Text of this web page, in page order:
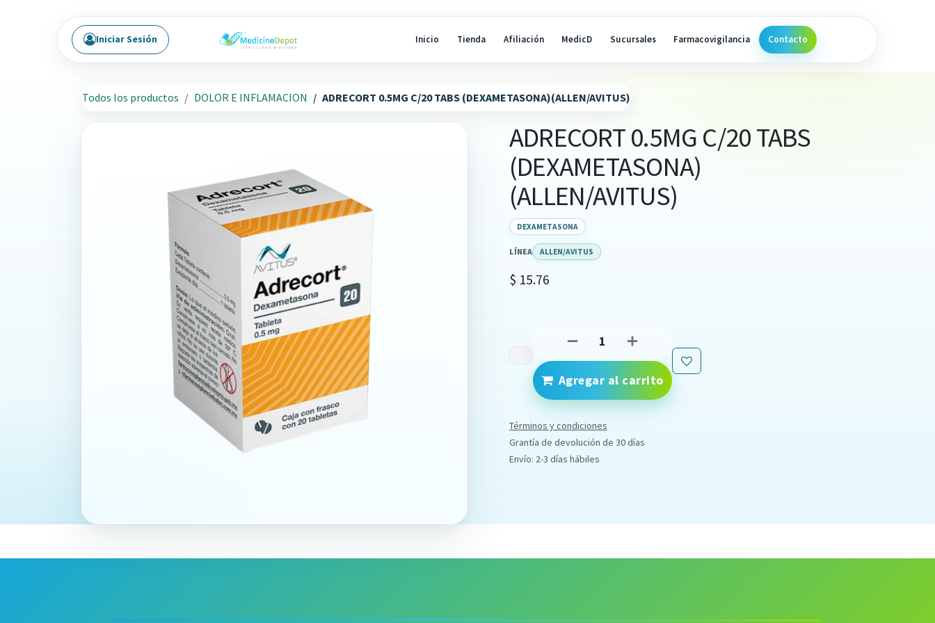
Inicio Tienda Afiliación MedicD Sucursales Farmacovigilancia Contacto
Iniciar Sesión
Todos los productos DOLOR E INFLAMACION ADRECORT 0.5MG C/20 TABS (DEXAMETASONA)(ALLEN/AVITUS)
ADRECORT 0.5MG C/20 TABS
(DEXAMETASONA)
(ALLEN/AVITUS)
DEXAMETASONA
LÍNEA ALLEN/AVITUS
$ 15.76
Agregar al carrito
Términos y condiciones
Grantía de devolución de 30 días
Envío: 2-3 días hábiles